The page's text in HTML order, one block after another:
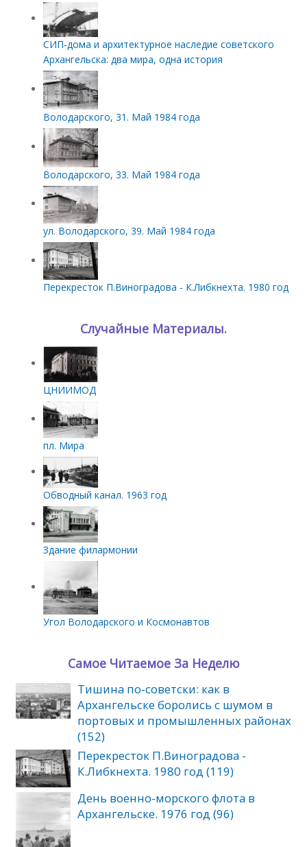
СИП‑дома и архитектурное наследие советского
Архангельска: два мира, одна история
Володарского, 31. Май 1984 года
Володарского, 33. Май 1984 года
ул. Володарского, 39. Май 1984 года
Перекресток П.Виноградова - К.Либкнехта. 1980 год
Случайные Материалы.
ЦНИИМОД
пл. Мира
Обводный канал. 1963 год
Здание филармонии
Угол Володарского и Космонавтов
Самое Читаемое За Неделю
Тишина по‑советски: как в
Архангельске боролись с шумом в
портовых и промышленных районах
(152)
Перекресток П.Виноградова -
К.Либкнехта. 1980 год (119)
День военно-морского флота в
Архангельске. 1976 год (96)